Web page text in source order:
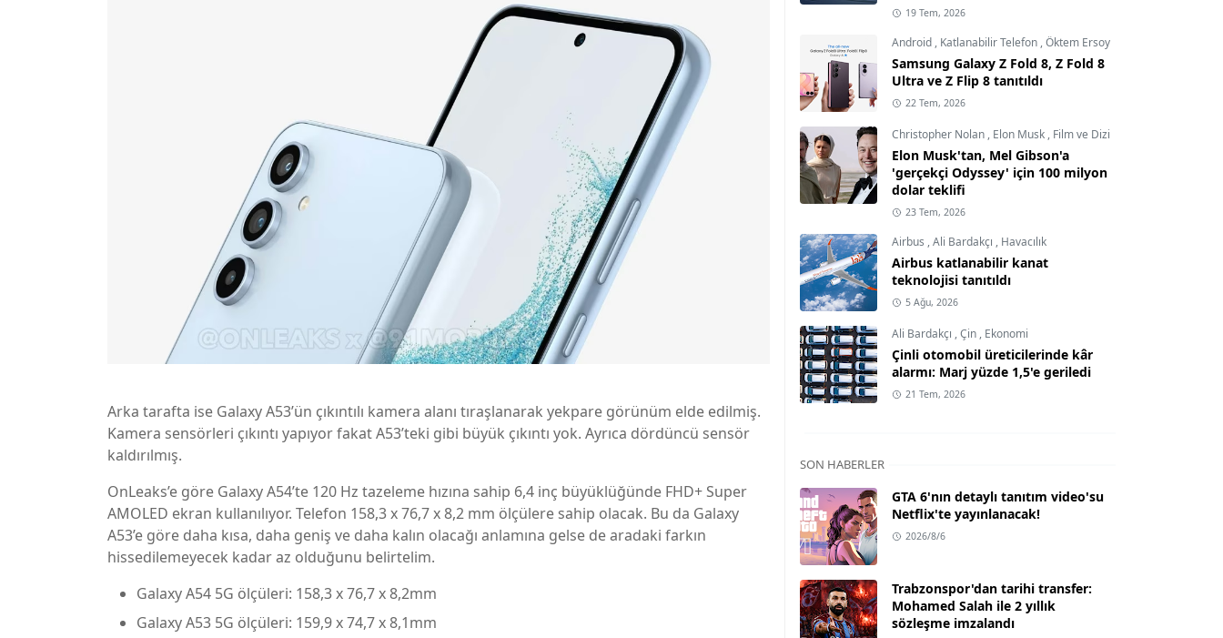
Arka tarafta ise Galaxy A53’ün çıkıntılı kamera alanı tıraşlanarak yekpare görünüm elde edilmiş.
Kamera sensörleri çıkıntı yapıyor fakat A53’teki gibi büyük çıkıntı yok. Ayrıca dördüncü sensör
kaldırılmış.
OnLeaks’e göre Galaxy A54’te 120 Hz tazeleme hızına sahip 6,4 inç büyüklüğünde FHD+ Super
AMOLED ekran kullanılıyor. Telefon 158,3 x 76,7 x 8,2 mm ölçülere sahip olacak. Bu da Galaxy
A53’e göre daha kısa, daha geniş ve daha kalın olacağı anlamına gelse de aradaki farkın
hissedilemeyecek kadar az olduğunu belirtelim.
Galaxy A54 5G ölçüleri: 158,3 x 76,7 x 8,2mm
Galaxy A53 5G ölçüleri: 159,9 x 74,7 x 8,1mm
19 Tem, 2026
Android , Katlanabilir Telefon ,Öktem Ersoy
Samsung Galaxy Z Fold 8, Z Fold 8
Ultra ve Z Flip 8 tanıtıldı
22 Tem, 2026
Christopher Nolan , Elon Musk , Film ve Dizi
Elon Musk'tan, Mel Gibson'a
'gerçekçi Odyssey' için 100 milyon
dolar teklifi
23 Tem, 2026
Airbus ,Ali Bardakçı , Havacılık
Airbus katlanabilir kanat
teknolojisi tanıtıldı
5 Ağu, 2026
Ali Bardakçı ,Çin , Ekonomi
Çinli otomobil üreticilerinde kâr
alarmı: Marj yüzde 1,5'e geriledi
21 Tem, 2026
SON HABERLER
GTA 6'nın detaylı tanıtım video'su
Netflix'te yayınlanacak!
2026/8/6
Trabzonspor'dan tarihi transfer:
Mohamed Salah ile 2 yıllık
sözleşme imzalandı